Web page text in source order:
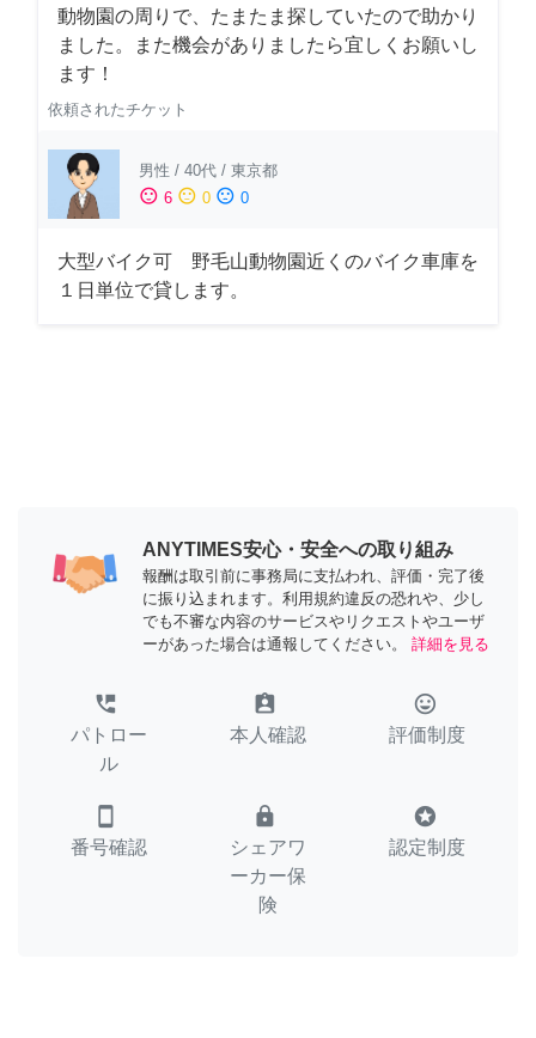
動物園の周りで、たまたま探していたので助かり
ました。また機会がありましたら宜しくお願いし
ます！
依頼されたチケット
男性 / 40代 / 東京都
sentiment_satisfied 6 sentiment_neutral 0 sentiment_dissatisfied 0
大型バイク可 野毛山動物園近くのバイク車庫を
１日単位で貸します。
ANYTIMES安心・安全への取り組み
報酬は取引前に事務局に支払われ、評価・完了後
に振り込まれます。利用規約違反の恐れや、少し
でも不審な内容のサービスやリクエストやユーザ
ーがあった場合は通報してください。
詳細を見る
perm_phone_msg
パトロー
ル
assignment_ind
本人確認
tag_faces
評価制度
smartphone
番号確認
lock
シェアワ
ーカー保
険
stars
認定制度